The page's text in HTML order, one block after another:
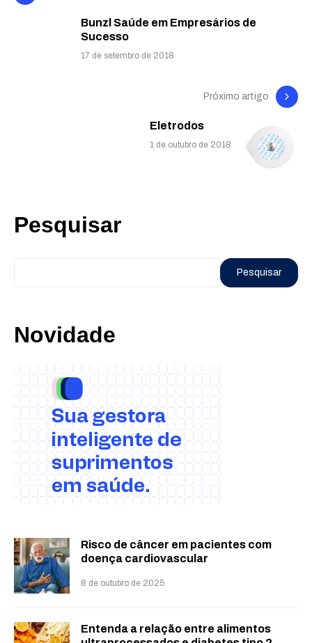
Bunzl Saúde em Empresários de
Sucesso
17 de setembro de 2018
Próximo artigo
Eletrodos
1 de outubro de 2018
Pesquisar
Pesquisar
Novidade
Risco de câncer em pacientes com
doença cardiovascular
8 de outubro de 2025
Entenda a relação entre alimentos